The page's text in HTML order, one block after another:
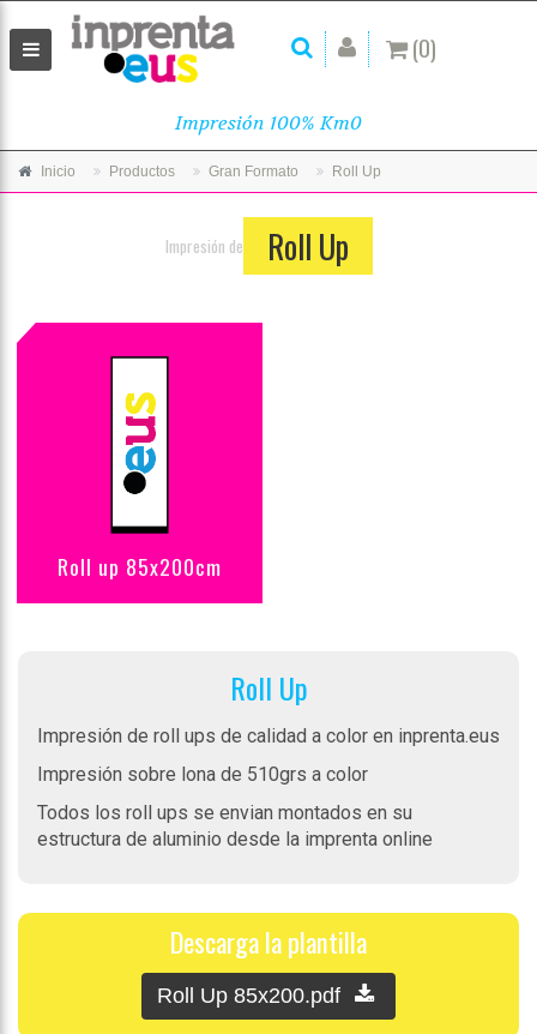
(0)
Impresión 100% Km0
Inicio Productos Gran Formato Roll Up
Impresión de Roll Up
Roll up 85x200cm
Roll Up
Impresión de roll ups de calidad a color en inprenta.eus
Impresión sobre lona de 510grs a color
Todos los roll ups se envian montados en su
estructura de aluminio desde la imprenta online
Descarga la plantilla
Roll Up 85x200.pdf